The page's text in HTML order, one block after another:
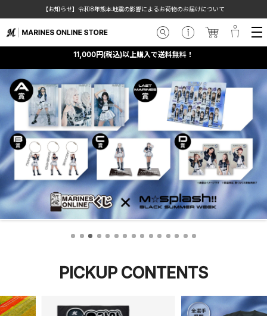
【お知らせ】令和8年熊本地震の影響によるお荷物のお届けについて
11,000円(税込)以上購入で送料無料！
PICKUP CONTENTS